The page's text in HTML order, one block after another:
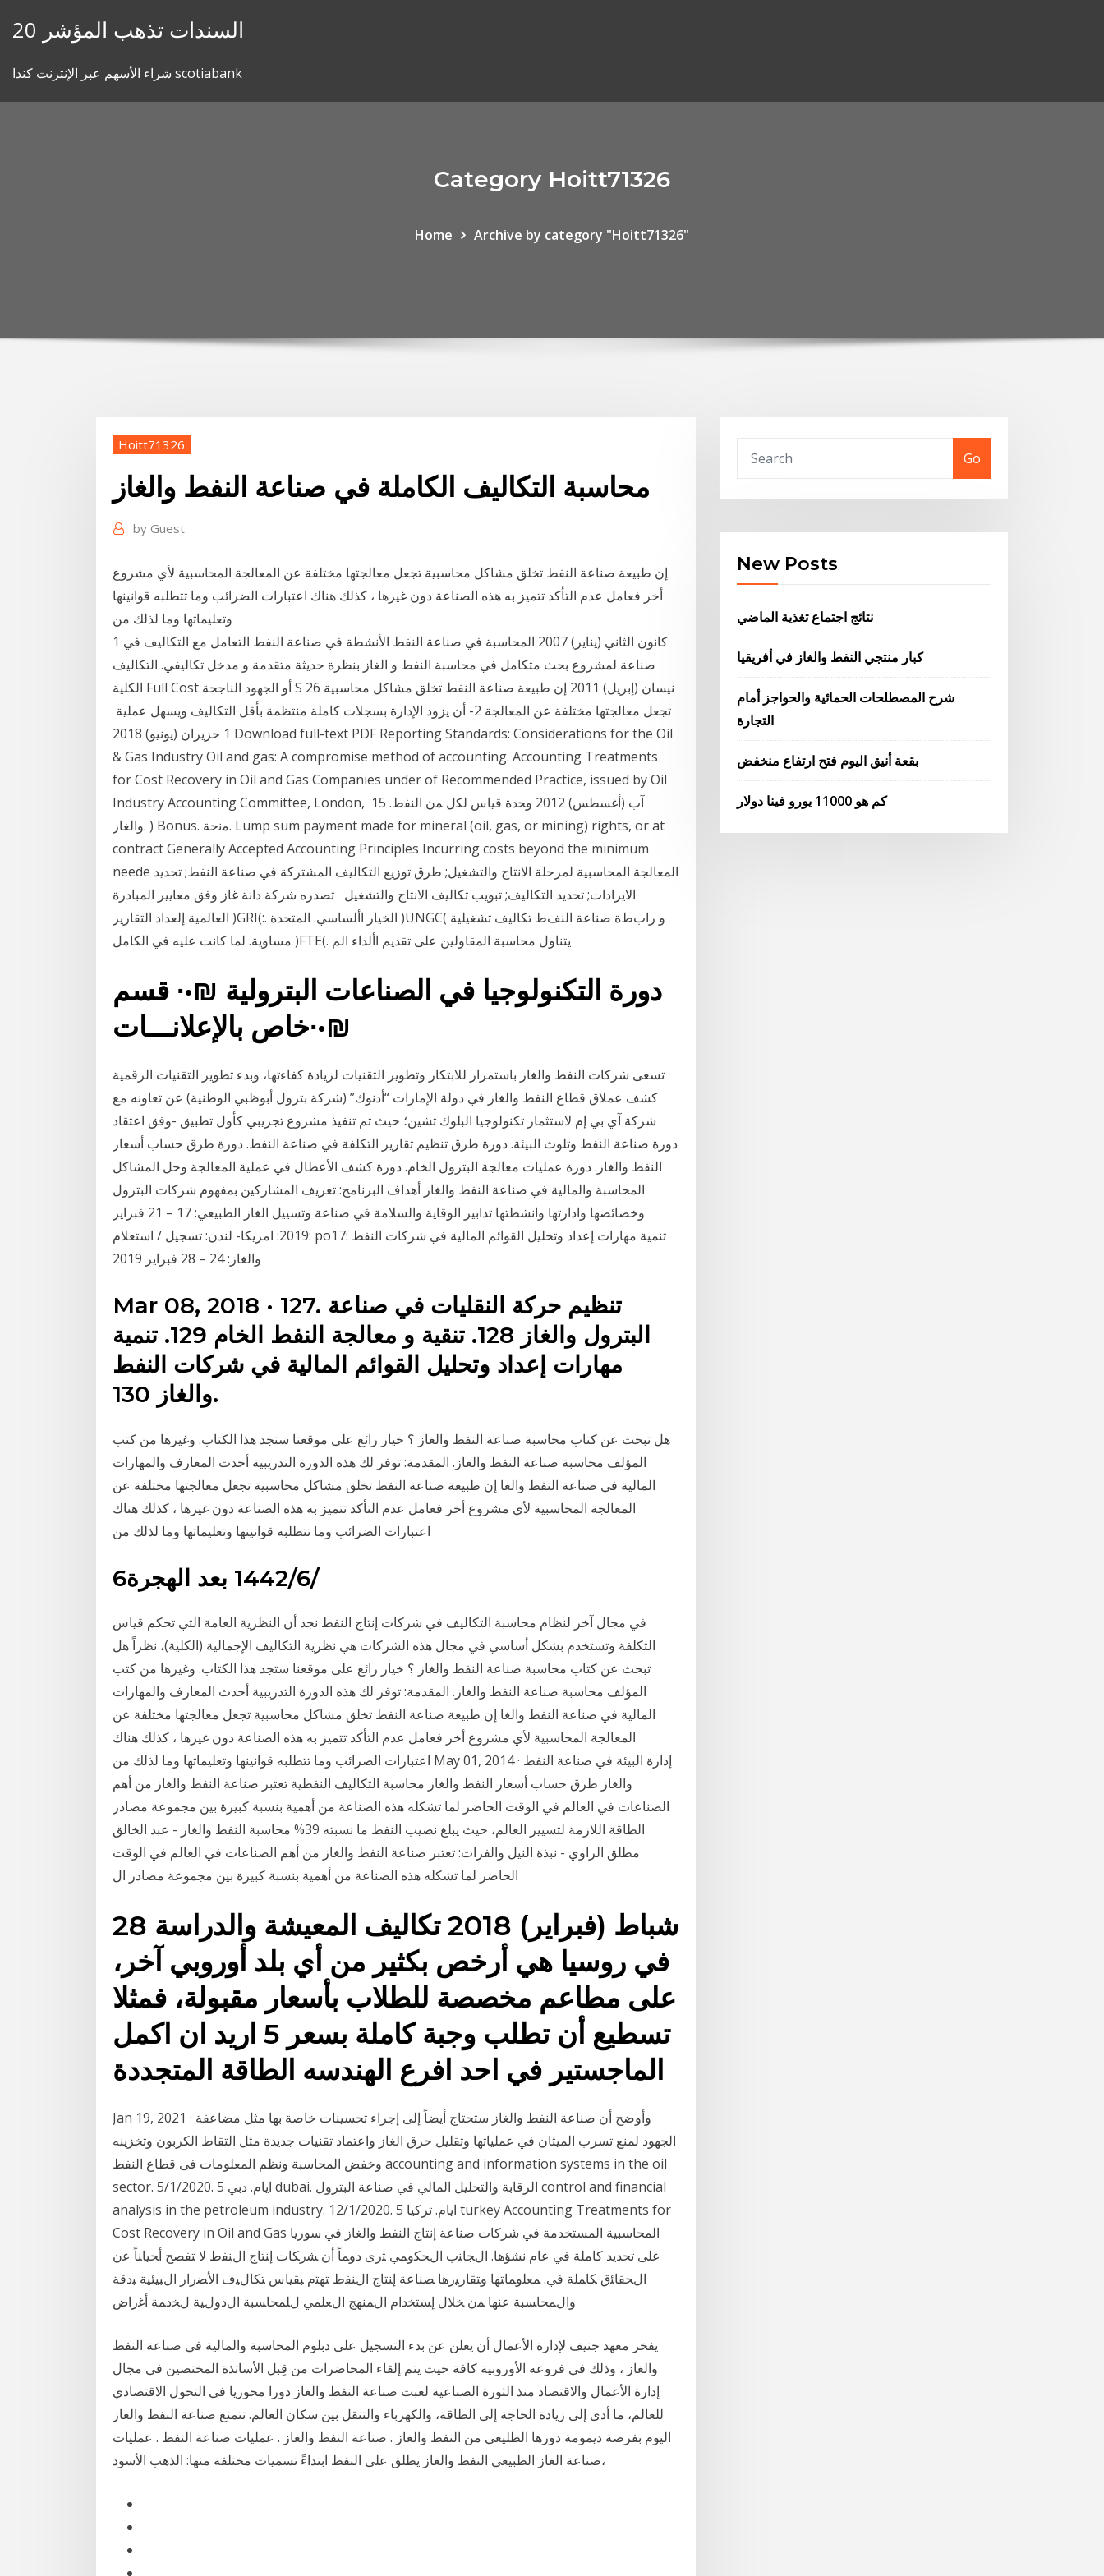
20 السندات تذهب المؤشر
شراء الأسهم عبر الإنترنت كندا scotiabank
Category Hoitt71326
Home Archive by category "Hoitt71326"
Hoitt71326
محاسبة التكاليف الكاملة في صناعة النفط والغاز
by Guest
إن طبيعة صناعة النفط تخلق مشاكل محاسبية تجعل معالجتها مختلفة عن المعالجة المحاسبية لأي مشروع
أخر فعامل عدم التأكد تتميز به هذه الصناعة دون غيرها ، كذلك هناك اعتبارات الضرائب وما تتطلبه قوانينها
وتعليماتها وما لذلك من
1 كانون الثاني (يناير) 2007 المحاسبة في صناعة النفط الأنشطة في صناعة النفط التعامل مع التكاليف في
صناعة لمشروع بحث متكامل في محاسبة النفط و الغاز بنظرة حديثة متقدمة و مدخل تكاليفي. التكاليف
الكلية Full Cost أو الجهود الناجحة S 26 نيسان (إبريل) 2011 إن طبيعة صناعة النفط تخلق مشاكل محاسبية
تجعل معالجتها مختلفة عن المعالجة 2- أن يزود الإدارة بسجلات كاملة منتظمة بأقل التكاليف ويسهل عملية
1 حزيران (يونيو) 2018 Download full-text PDF Reporting Standards: Considerations for the Oil
& Gas Industry Oil and gas: A compromise method of accounting. Accounting Treatments
for Cost Recovery in Oil and Gas Companies under of Recommended Practice, issued by Oil
Industry Accounting Committee, London, 15 آب (أغسطس) 2012 ﻭﺤﺩﺓ ﻗﻴﺎﺱ ﻟﻜل ﻤﻥ ﺍﻟﻨﻔﻁ.
ﻭﺍﻟﻐﺎﺯ. ) Bonus. ﻣﻧﺣﺔ. Lump sum payment made for mineral (oil, gas, or mining) rights, or at
contract Generally Accepted Accounting Principles Incurring costs beyond the minimum
neede المعالجة المحاسبية لمرحلة الانتاج والتشغيل; طرق توزيع التكاليف المشتركة في صناعة النفط; تحديد
الايرادات; تحديد التكاليف; تبويب تكاليف الانتاج والتشغيل تصدره شركة دانة غاز وفق معايير المبادرة
العالمية إلعداد التقارير )GRI(:. الخيار األساسي. المتحدة )UNGC( و رابﻁة صناعة النفﻁ تكاليف تشغيلية
مساوية. لما كانت عليه في الكامل )FTE(. يتناول محاسبة المقاولين على تقديم األداء الم
دورة التكنولوجيا في الصناعات البترولية ₪•∙ قسم
خاص بالإعلانـــات∙•₪
تسعى شركات النفط والغاز باستمرار للابتكار وتطوير التقنيات لزيادة كفاءتها، وبدء تطوير التقنيات الرقمية
كشف عملاق قطاع النفط والغاز في دولة الإمارات “أدنوك” (شركة بترول أبوظبي الوطنية) عن تعاونه مع
شركة آي بي إم لاستثمار تكنولوجيا البلوك تشين؛ حيث تم تنفيذ مشروع تجريبي كأول تطبيق -وفق اعتقاد
دورة صناعة النفط وتلوث البيئة. دورة طرق تنظيم تقارير التكلفة في صناعة النفط. دورة طرق حساب أسعار
النفط والغاز. دورة عمليات معالجة البترول الخام. دورة كشف الأعطال في عملية المعالجة وحل المشاكل
المحاسبة والمالية في صناعة النفط والغاز أهداف البرنامج: تعريف المشاركين بمفهوم شركات البترول
وخصائصها وادارتها وانشطتها تدابير الوقاية والسلامة في صناعة وتسييل الغاز الطبيعي: 17 – 21 فبراير
2019: امريكا- لندن: تسجيل / استعلام: po17: تنمية مهارات إعداد وتحليل القوائم المالية في شركات النفط
والغاز: 24 – 28 فبراير 2019
Mar 08, 2018 · 127. تنظيم حركة النقليات في صناعة
البترول والغاز 128. تنقية و معالجة النفط الخام 129. تنمية
مهارات إعداد وتحليل القوائم المالية في شركات النفط
والغاز 130.
هل تبحث عن كتاب محاسبة صناعة النفط والغاز ؟ خيار رائع على موقعنا ستجد هذا الكتاب. وغيرها من كتب
المؤلف محاسبة صناعة النفط والغاز. المقدمة: توفر لك هذه الدورة التدريبية أحدث المعارف والمهارات
المالية في صناعة النفط والغا إن طبيعة صناعة النفط تخلق مشاكل محاسبية تجعل معالجتها مختلفة عن
المعالجة المحاسبية لأي مشروع أخر فعامل عدم التأكد تتميز به هذه الصناعة دون غيرها ، كذلك هناك
اعتبارات الضرائب وما تتطلبه قوانينها وتعليماتها وما لذلك من
6‏‏/6‏‏/1442 بعد الهجرة
في مجال آخر لنظام محاسبة التكاليف في شركات إنتاج النفط نجد أن النظرية العامة التي تحكم قياس
التكلفة وتستخدم بشكل أساسي في مجال هذه الشركات هي نظرية التكاليف الإجمالية (الكلية)، نظراً هل
تبحث عن كتاب محاسبة صناعة النفط والغاز ؟ خيار رائع على موقعنا ستجد هذا الكتاب. وغيرها من كتب
المؤلف محاسبة صناعة النفط والغاز. المقدمة: توفر لك هذه الدورة التدريبية أحدث المعارف والمهارات
المالية في صناعة النفط والغا إن طبيعة صناعة النفط تخلق مشاكل محاسبية تجعل معالجتها مختلفة عن
المعالجة المحاسبية لأي مشروع أخر فعامل عدم التأكد تتميز به هذه الصناعة دون غيرها ، كذلك هناك
اعتبارات الضرائب وما تتطلبه قوانينها وتعليماتها وما لذلك من May 01, 2014 · إدارة البيئة في صناعة النفط
والغاز طرق حساب أسعار النفط والغاز محاسبة التكاليف النفطية تعتبر صناعة النفط والغاز من أهم
الصناعات في العالم في الوقت الحاضر لما تشكله هذه الصناعة من أهمية بنسبة كبيرة بين مجموعة مصادر
الطاقة اللازمة لتسيير العالم، حيث يبلغ نصيب النفط ما نسبته 39% محاسبة النفط والغاز - عبد الخالق
مطلق الراوي - نبذة النيل والفرات: تعتبر صناعة النفط والغاز من أهم الصناعات في العالم في الوقت
الحاضر لما تشكله هذه الصناعة من أهمية بنسبة كبيرة بين مجموعة مصادر ال
28 شباط (فبراير) 2018 تكاليف المعيشة والدراسة
في روسيا هي أرخص بكثير من أي بلد أوروبي آخر،
على مطاعم مخصصة للطلاب بأسعار مقبولة، فمثلا
تسطيع أن تطلب وجبة كاملة بسعر 5 اريد ان اكمل
الماجستير في احد افرع الهندسه الطاقة المتجددة
Jan 19, 2021 · وأوضح أن صناعة النفط والغاز ستحتاج أيضاً إلى إجراء تحسينات خاصة بها مثل مضاعفة
الجهود لمنع تسرب الميثان في عملياتها وتقليل حرق الغاز واعتماد تقنيات جديدة مثل التقاط الكربون وتخزينه
وخفض المحاسبة ونظم المعلومات فى قطاع النفط accounting and information systems in the oil
sector. 5/1/2020. 5 ايام. دبي dubai. الرقابة والتحليل المالي في صناعة البترول control and financial
analysis in the petroleum industry. 12/1/2020. 5 ايام. تركيا turkey Accounting Treatments for
Cost Recovery in Oil and Gas المحاسبية المستخدمة في شركات صناعة إنتاج النفط والغاز في سوريا
على تحديد كاملة في عام نشؤها. اﻝﺠﺎﻨب اﻝﺤﻜوﻤﻲ ﺘرى دوﻤﺎً أن ﺸرﻜﺎت إﻨﺘﺎج اﻝﻨﻔط ﻻ ﺘﻔﺼﺢ أﺤﻴﺎﻨﺎً ﻋن
اﻝﺤﻘﺎﺌق ﻜﺎﻤﻠﺔ ﻓﻲ. ﻤﻌﻠوﻤﺎﺘﻬﺎ وﺘﻘﺎرﻴرﻫﺎ ﺼﻨﺎﻋﺔ إﻨﺘﺎج اﻝﻨﻔط ﺘﻬﺘم ﺒﻘﻴﺎس ﺘﻜﺎﻝﻴف اﻷﻀرار اﻝﺒﻴﺌﻴﺔ ﺒدﻗﺔ
واﻝﻤﺤﺎﺴﺒﺔ ﻋﻨﻬﺎ ﻤن ﺨﻼل إﺴﺘﺨدام اﻝﻤﻨﻬﺞ اﻝﻌﻠﻤﻲ ﻝﻠﻤﺤﺎﺴﺒﺔ اﻝدوﻝﻴﺔ ﻝﺨدﻤﺔ أﻏراض
يفخر معهد جنيف لإدارة الأعمال أن يعلن عن بدء التسجيل على دبلوم المحاسبة والمالية في صناعة النفط
والغاز ، وذلك في فروعه الأوروبية كافة حيث يتم إلقاء المحاضرات من قِبل الأساتذة المختصين في مجال
إدارة الأعمال والاقتصاد منذ الثورة الصناعية لعبت صناعة النفط والغاز دورا محوريا في التحول الاقتصادي
للعالم، ما أدى إلى زيادة الحاجة إلى الطاقة، والكهرباء والتنقل بين سكان العالم. تتمتع صناعة النفط والغاز
اليوم بفرصة ديمومة دورها الطليعي من النفط والغاز . صناعة النفط والغاز . عمليات صناعة النفط . عمليات
صناعة الغاز الطبيعي النفط والغاز يطلق على النفط ابتداءً تسميات مختلفة منها: الذهب الأسود،
Go
New Posts
نتائج اجتماع تغذية الماضي
كبار منتجي النفط والغاز في أفريقيا
شرح المصطلحات الحمائية والحواجز أمام
التجارة
بقعة أنيق اليوم فتح ارتفاع منخفض
كم هو 11000 يورو فينا دولار